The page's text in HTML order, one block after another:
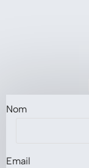
Nom
Email